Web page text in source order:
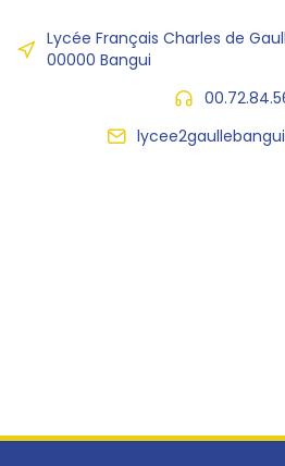
Lycée Français Charles de
00000 Bangui